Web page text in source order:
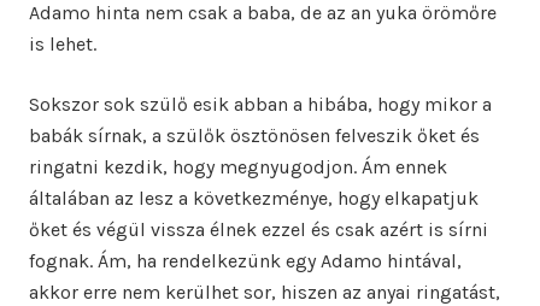
Adamo hinta nem csak a baba, de az an yuka örömőre
is lehet.
Sokszor sok szülő esik abban a hibába, hogy mikor a
babák sírnak, a szülők ösztönösen felveszik őket és
ringatni kezdik, hogy megnyugodjon. Ám ennek
általában az lesz a következménye, hogy elkapatjuk
őket és végül vissza élnek ezzel és csak azért is sírni
fognak. Ám, ha rendelkezünk egy Adamo hintával,
akkor erre nem kerülhet sor, hiszen az anyai ringatást,